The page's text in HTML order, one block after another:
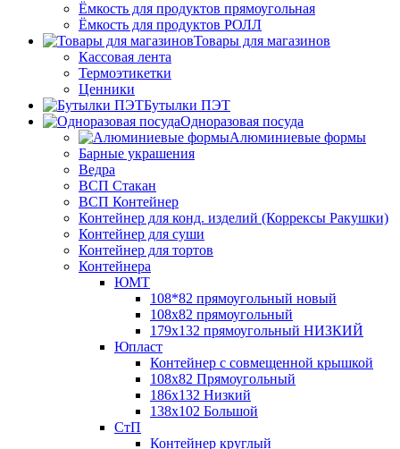
Ёмкость для продуктов прямоугольная
Ёмкость для продуктов РОЛЛ
Товары для магазинов
Кассовая лента
Термоэтикетки
Ценники
Бутылки ПЭТ
Одноразовая посуда
Алюминиевые формы
Барные украшения
Ведра
ВСП Стакан
ВСП Контейнер
Контейнер для конд. изделий (Коррексы Ракушки)
Контейнер для суши
Контейнер для тортов
Контейнера
ЮМТ
108*82 прямоугольный новый
108х82 прямоугольный
179х132 прямоугольный НИЗКИЙ
Юпласт
Контейнер с совмещенной крышкой
108х82 Прямоугольный
186х132 Низкий
138х102 Большой
СтП
Контейнер круглый